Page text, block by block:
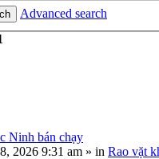
Advanced search
Ninh bán chạy
2026 9:31 am » in Rao vặt